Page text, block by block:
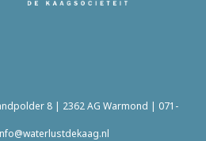
8 | 2362 AG Warmond | 071-